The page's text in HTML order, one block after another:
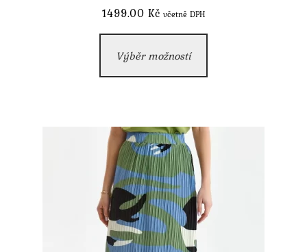
1499.00 Kč včetně DPH
Výběr možností
má
Možnosti
na
stránce